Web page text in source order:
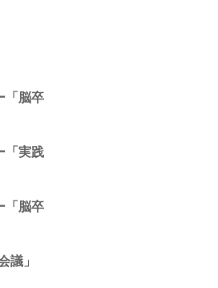
「脳卒
「実践
「脳卒
議」